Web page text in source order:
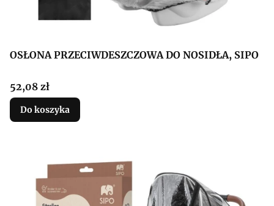
OSŁONA PRZECIWDESZCZOWA DO NOSIDŁA, SIPO
Cena
52,08 zł
Do koszyka